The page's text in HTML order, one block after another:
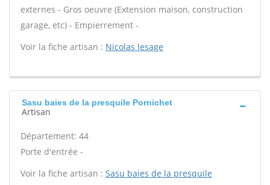
externes - Gros oeuvre (Extension maison, construction
garage, etc) - Empierrement -
Voir la fiche artisan : Nicolas lesage
Sasu baies de la presquile Pornichet
Artisan
Département: 44
Porte d'entrée -
Voir la fiche artisan : Sasu baies de la presquile